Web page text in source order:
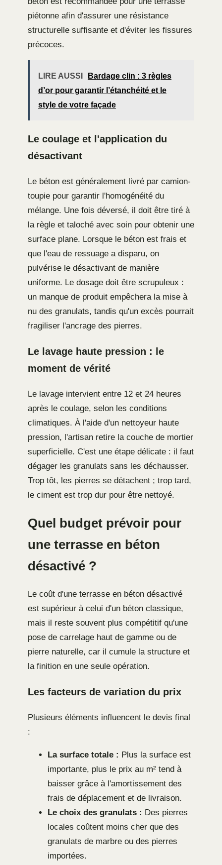
piétonne afin d'assurer une résistance
structurelle suffisante et d'éviter les fissures
précoces.
LIRE AUSSI
Bardage clin : 3 règles
d’or pour garantir l’étanchéité et le
style de votre façade
Le coulage et l'application du
désactivant
Le béton est généralement livré par camion-
toupie pour garantir l'homogénéité du
mélange. Une fois déversé, il doit être tiré à
la règle et taloché avec soin pour obtenir une
surface plane. Lorsque le béton est frais et
que l'eau de ressuage a disparu, on
pulvérise le désactivant de manière
uniforme. Le dosage doit être scrupuleux :
un manque de produit empêchera la mise à
nu des granulats, tandis qu'un excès pourrait
fragiliser l'ancrage des pierres.
Le lavage haute pression : le
moment de vérité
Le lavage intervient entre 12 et 24 heures
après le coulage, selon les conditions
climatiques. À l'aide d'un nettoyeur haute
pression, l'artisan retire la couche de mortier
superficielle. C'est une étape délicate : il faut
dégager les granulats sans les déchausser.
Trop tôt, les pierres se détachent ; trop tard,
le ciment est trop dur pour être nettoyé.
Quel budget prévoir pour
une terrasse en béton
désactivé ?
Le coût d'une terrasse en béton désactivé
est supérieur à celui d'un béton classique,
mais il reste souvent plus compétitif qu'une
pose de carrelage haut de gamme ou de
pierre naturelle, car il cumule la structure et
la finition en une seule opération.
Les facteurs de variation du prix
Plusieurs éléments influencent le devis final
:
La surface totale : Plus la surface est
importante, plus le prix au m² tend à
baisser grâce à l'amortissement des
frais de déplacement et de livraison.
Le choix des granulats : Des pierres
locales coûtent moins cher que des
granulats de marbre ou des pierres
importées.